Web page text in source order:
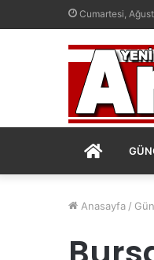
Cumartesi,
Anasayfa /